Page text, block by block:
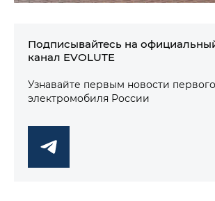
Подписывайтесь на
канал EVOLUTE
Узнавайте первым новости первого
электромобиля России